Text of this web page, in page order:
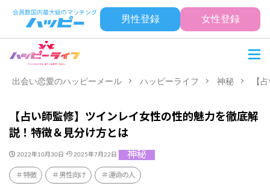
男性登録 女性登録
出会い恋愛のハッピーメール ハッピーライフ 神秘 【
【占い師監修】ツインレイ女性の性的魅力を徹底解
説！特徴＆見分け方とは
2022年10月30日 2025年7月22日 神秘
特徴 男性向け 運命の人